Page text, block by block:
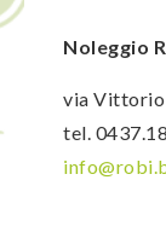
Noleggio
via Vittorio
tel.